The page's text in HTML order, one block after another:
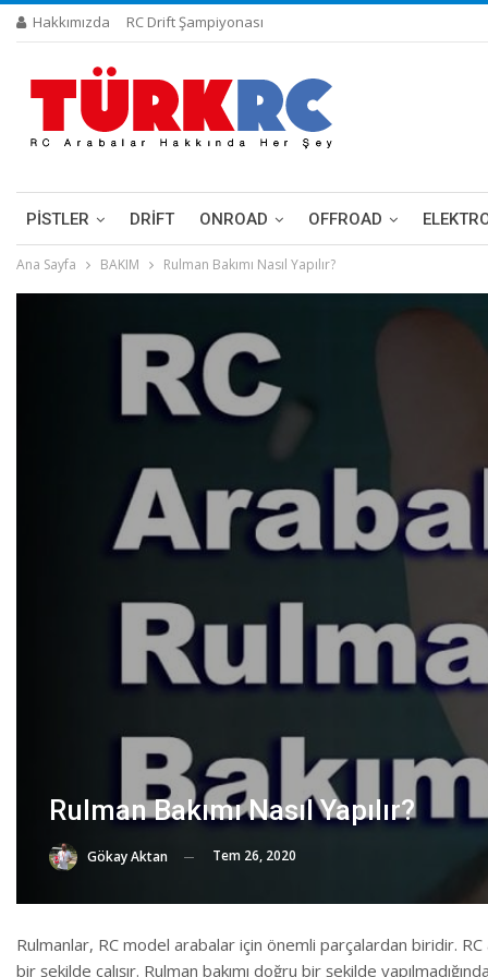
Hakkımızda RC Drift Şampiyonası
PİSTLER DRIFT ONROAD OFFROAD
Ana Sayfa BAKIM Rulman Bakımı Nasıl Yapılır?
Rulman Bakımı Nasıl Yapılır?
Gökay Aktan Tem 26, 2020
Rulmanlar, RC model arabalar için önemli parçalardan biridir.
bir şekilde çalışır. Rulman bakımı doğru bir şekilde